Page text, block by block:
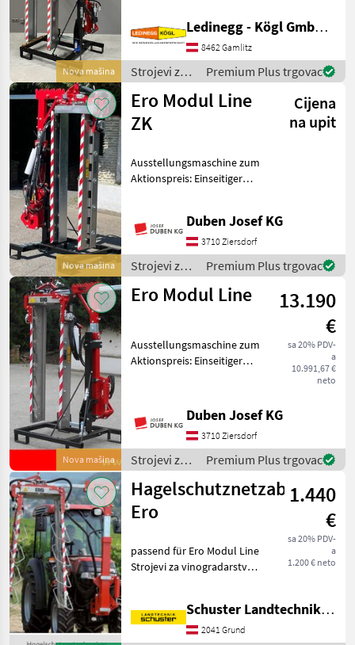
Binger
Pellenc
Clemens
Conpexim
Rinieri
Prikaži
sve (9)
MODEL
LAUBHEFTER
ERO 4000
Modul
Line
MARKETPLACE
Marketplace
Ponude
trgovaca oglasi
Nova mašina
Jahrzehnten Beschreibung:
Der ERO Profil
Laubschneider Modulline
Überzeile
Ledinegg - Kögl GmbH - Obst- und Weinbautechnik
8462 Gamlitz
Strojevi za
vinogradarstvo
/ Ero
Premium Plus trgovac
Nova mašina
Ero Modul Line
ZK
Cijena
na upit
Ausstellungsmaschine zum
Aktionspreis: Einseitiger
Ausschwenkvorrichtung,
inkl. 5 + 1 + 5
Edelstahlmesser,
Schnittlänge 165 c
Duben Josef KG
3710 Ziersdorf
Strojevi za
vinogradarstvo
/ Ero
Premium Plus trgovac
Nova mašina
Ero Modul Line
13.190
€
sa 20% PDV-
a
10.991,67 €
neto
Ausstellungsmaschine zum
Aktionspreis: Einseitiger
Edelstahlmesser,
Schnittlänge 165 cm,
Hubrahmen mit 800 mm
Hub und hydraul
Duben Josef KG
3710 Ziersdorf
Strojevi za
vinogradarstvo
/ Ero
Premium Plus trgovac
Hagelschutznetzabweiser
Ero
1.440
€
sa 20% PDV-
a
1.200 € neto
passend für Ero Modul Line
Strojevi za vinogradarstvo
Schuster Landtechnik Grund
2041 Grund